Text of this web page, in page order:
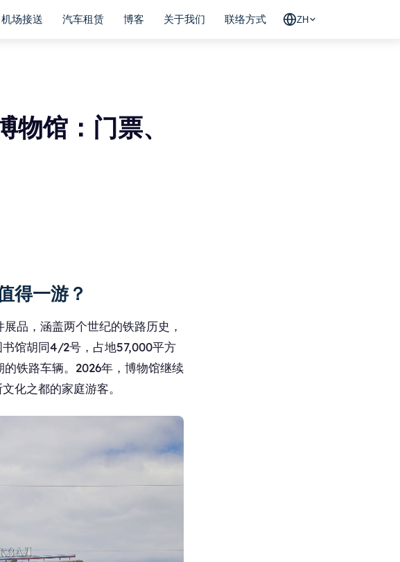
机场接送 汽车租赁 博客 关于我们 联络方式 ZH
馆：门票、
得一游？
品，涵盖两个世纪的铁路历史，
馆胡同4/2号，占地57,000平方
铁路车辆。2026年，博物馆继续
化之都的家庭游客。